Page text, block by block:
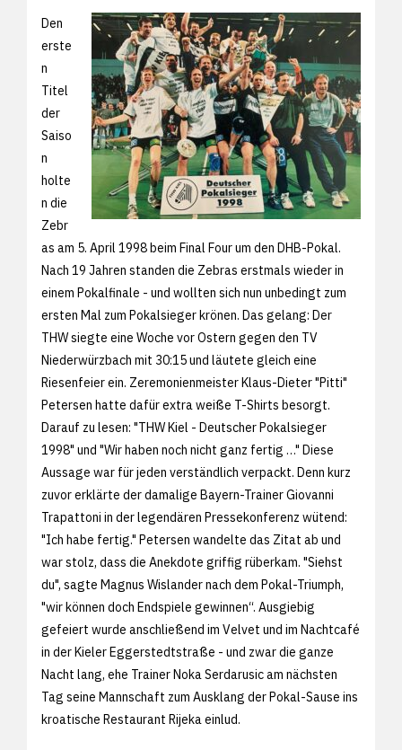
Den
erste
n
Titel
der
Saiso
n
holte
n die
Zebr
as am 5. April 1998 beim Final Four um den DHB-Pokal.
Nach 19 Jahren standen die Zebras erstmals wieder in
einem Pokalfinale - und wollten sich nun unbedingt zum
ersten Mal zum Pokalsieger krönen. Das gelang: Der
THW siegte eine Woche vor Ostern gegen den TV
Niederwürzbach mit 30:15 und läutete gleich eine
Riesenfeier ein. Zeremonienmeister Klaus-Dieter "Pitti"
Petersen hatte dafür extra weiße T-Shirts besorgt.
Darauf zu lesen: "THW Kiel - Deutscher Pokalsieger
1998" und "Wir haben noch nicht ganz fertig …" Diese
Aussage war für jeden verständlich verpackt. Denn kurz
zuvor erklärte der damalige Bayern-Trainer Giovanni
Trapattoni in der legendären Pressekonferenz wütend:
"Ich habe fertig." Petersen wandelte das Zitat ab und
war stolz, dass die Anekdote griffig rüberkam. "Siehst
du", sagte Magnus Wislander nach dem Pokal-Triumph,
"wir können doch Endspiele gewinnen“. Ausgiebig
gefeiert wurde anschließend im Velvet und im Nachtcafé
in der Kieler Eggerstedtstraße - und zwar die ganze
Nacht lang, ehe Trainer Noka Serdarusic am nächsten
Tag seine Mannschaft zum Ausklang der Pokal-Sause ins
kroatische Restaurant Rijeka einlud.